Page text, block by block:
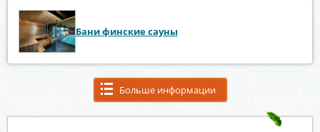
Бани финские сауны
Больше информации